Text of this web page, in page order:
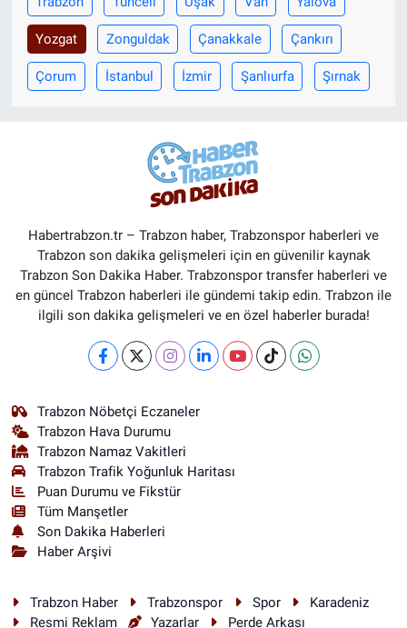
Yozgat Zonguldak Çanakkale Çankırı
Çorum İstanbul İzmir Şanlıurfa Şırnak
Habertrabzon.tr – Trabzon haber, Trabzonspor haberleri ve
Trabzon son dakika gelişmeleri için en güvenilir kaynak
Trabzon Son Dakika Haber. Trabzonspor transfer haberleri ve
en güncel Trabzon haberleri ile gündemi takip edin. Trabzon ile
ilgili son dakika gelişmeleri ve en özel haberler burada!
Trabzon Nöbetçi Eczaneler
Trabzon Hava Durumu
Trabzon Namaz Vakitleri
Trabzon Trafik Yoğunluk Haritası
Puan Durumu ve Fikstür
Tüm Manşetler
Son Dakika Haberleri
Haber Arşivi
Trabzon Haber Trabzonspor Spor
Karadeniz
Resmi Reklam
Yazarlar Perde Arkası